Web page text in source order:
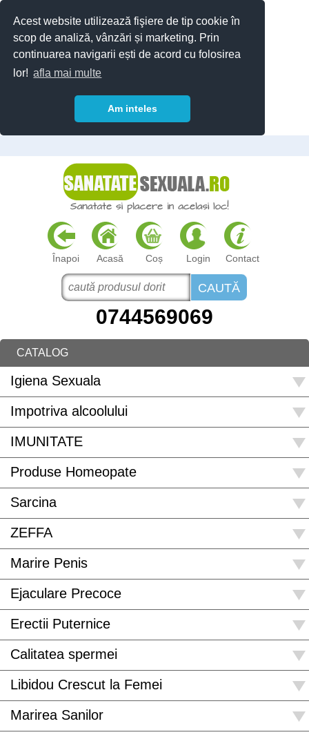
Acest website utilizează fişiere de tip cookie în
scop de analiză, vânzări și marketing. Prin
continuarea navigarii ești de acord cu folosirea
lor! afla mai multe
Am inteles
Înapoi Acasă Coș Login Contact
0744569069
CATALOG
Igiena Sexuala
Impotriva alcoolului
IMUNITATE
Produse Homeopate
Sarcina
ZEFFA
Marire Penis
Ejaculare Precoce
Erectii Puternice
Calitatea spermei
Libidou Crescut la Femei
Marirea Sanilor